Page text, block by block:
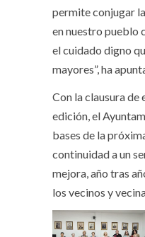
permite conjugar
en nuestro pueblo
el cuidado digno
mayores”, ha
Con la clausura
edición, el
bases de la
continuidad a un
mejora, año tras
los vecinos y